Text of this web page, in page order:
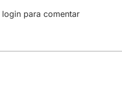
para comentar